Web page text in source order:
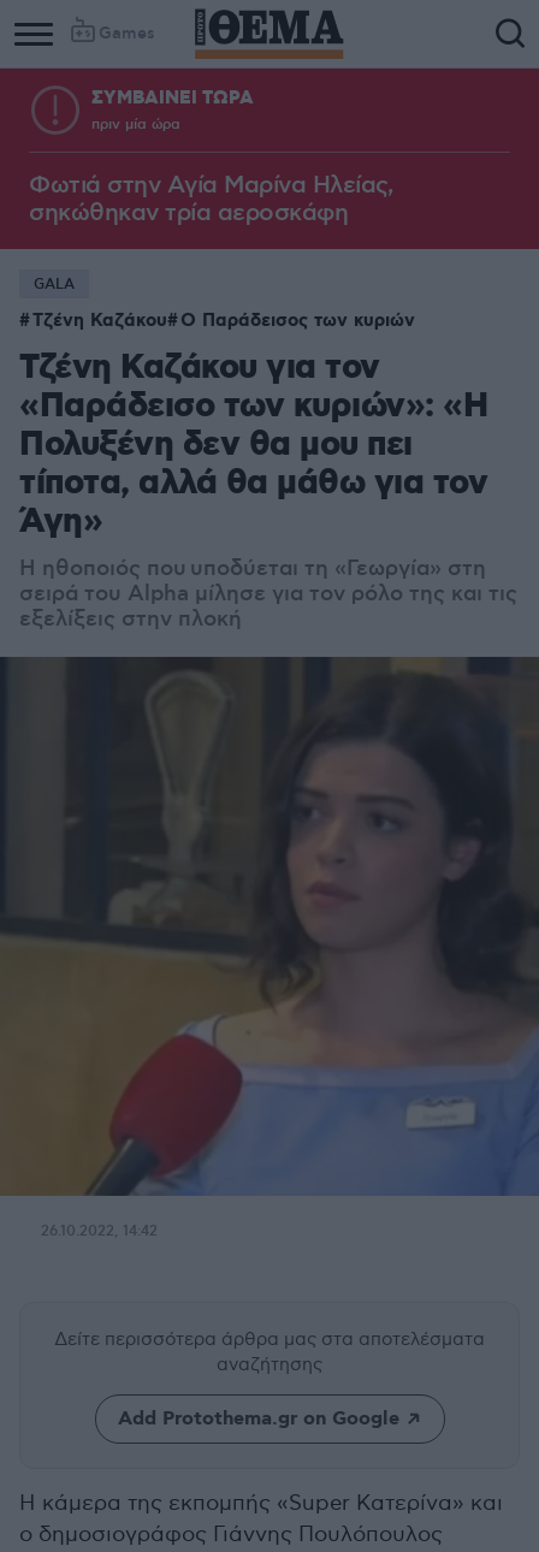
Games
ΣΥΜΒΑΙΝΕΙ ΤΩΡΑ
πριν μία ώρα
Φωτιά στην Aγία Μαρίνα Ηλείας,
σηκώθηκαν τρία αεροσκάφη
GALA
Τζένη Καζάκου Ο Παράδεισος των κυριών
Τζένη Καζάκου για τον
«Παράδεισο των κυριών»: «Η
Πολυξένη δεν θα μου πει
τίποτα, αλλά θα μάθω για τον
Άγη»
Η ηθοποιός που υποδύεται τη «Γεωργία» στη
σειρά του Alpha μίλησε για τον ρόλο της και τις
εξελίξεις στην πλοκή
26.10.2022, 14:42
Δείτε περισσότερα άρθρα μας στα αποτελέσματα
αναζήτησης
Add Protothema.gr on Google
Η κάμερα της εκπομπής «Super Κατερίνα» και
ο δημοσιογράφος Γιάννης Πουλόπουλος